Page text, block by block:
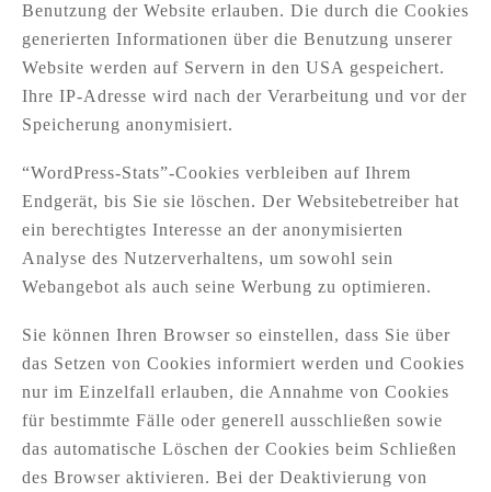
Benutzung der Website erlauben. Die durch die Cookies
generierten Informationen über die Benutzung unserer
Website werden auf Servern in den USA gespeichert.
Ihre IP-Adresse wird nach der Verarbeitung und vor der
Speicherung anonymisiert.
“WordPress-Stats”-Cookies verbleiben auf Ihrem
Endgerät, bis Sie sie löschen. Der Websitebetreiber hat
ein berechtigtes Interesse an der anonymisierten
Analyse des Nutzerverhaltens, um sowohl sein
Webangebot als auch seine Werbung zu optimieren.
Sie können Ihren Browser so einstellen, dass Sie über
das Setzen von Cookies informiert werden und Cookies
nur im Einzelfall erlauben, die Annahme von Cookies
für bestimmte Fälle oder generell ausschließen sowie
das automatische Löschen der Cookies beim Schließen
des Browser aktivieren. Bei der Deaktivierung von